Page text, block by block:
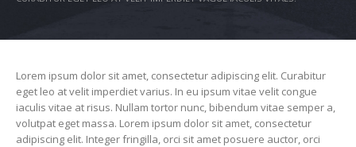
Lorem ipsum dolor sit amet, consectetur adipiscing elit. Curabitur
eget leo at velit imperdiet varius. In eu ipsum vitae velit congue
iaculis vitae at risus. Nullam tortor nunc, bibendum vitae semper a,
volutpat eget massa. Lorem ipsum dolor sit amet, consectetur
adipiscing elit. Integer fringilla, orci sit amet posuere auctor, orci